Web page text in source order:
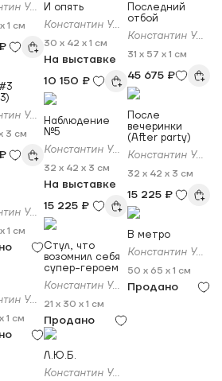
Константин Ужве
1 см
Константин Ужве
3 см
Константин Ужве
1 см
Константин Ужве
1 см
И опять
Константин Ужве
30 x 42 x 1 см
На выставке
10 150 ₽
Наблюдение
№5
Константин Ужве
32 x 42 x 3 см
На выставке
15 225 ₽
Стул, что
возомнил себя
супер-героем
Константин Ужве
21 x 30 x 1 см
Продано
Л.Ю.Б.
Константин Ужве
Последний
отбой
Константин Ужве
31 x 57 x 1 см
45 675 ₽
После
вечеринки
(After party)
Константин Ужве
32 x 42 x 3 см
15 225 ₽
В метро
Константин Ужве
50 x 65 x 1 см
Продано